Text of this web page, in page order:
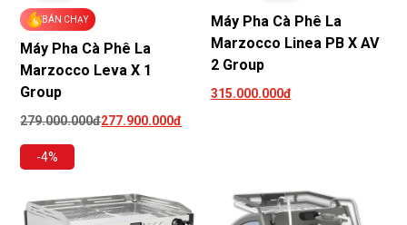
BÁN CHẠY
Máy Pha Cà Phê La
Marzocco Leva X 1
Group
279.000.000đ277.900.000đ
Máy Pha Cà Phê La
Marzocco Linea PB X AV
2 Group
315.000.000đ
-4%